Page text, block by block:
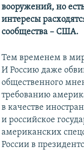
вооружений, но
интересы
сообщества – США.
Тем временем в
И Россию даже
общественного
требованию
в качестве
и российское
американских
России в